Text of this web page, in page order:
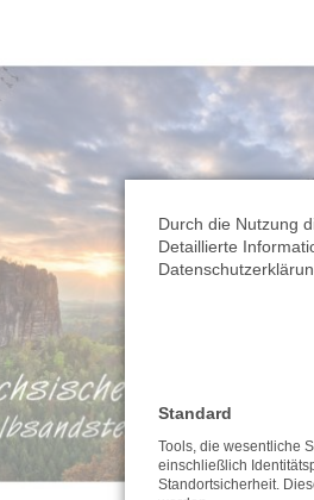
Durch die Nutzung
Detaillierte
Standard
Tools, die wesentliche
einschließlich
Standortsicherheit.